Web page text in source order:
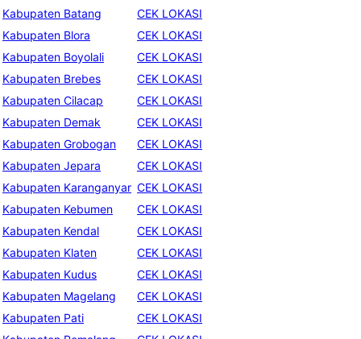
Kabupaten Batang
CEK LOKASI
Kabupaten Blora
CEK LOKASI
Kabupaten Boyolali
CEK LOKASI
Kabupaten Brebes
CEK LOKASI
Kabupaten Cilacap
CEK LOKASI
Kabupaten Demak
CEK LOKASI
Kabupaten Grobogan
CEK LOKASI
Kabupaten Jepara
CEK LOKASI
Kabupaten Karanganyar CEK LOKASI
Kabupaten Kebumen
CEK LOKASI
Kabupaten Kendal
CEK LOKASI
Kabupaten Klaten
CEK LOKASI
Kabupaten Kudus
CEK LOKASI
Kabupaten Magelang
CEK LOKASI
Kabupaten Pati
CEK LOKASI